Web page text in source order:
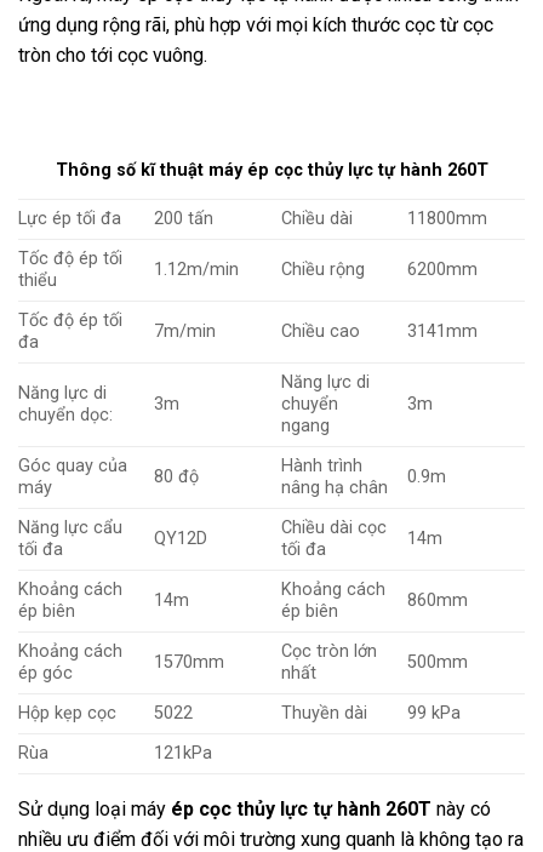
ứng dụng rộng rãi, phù hợp với mọi kích thước cọc từ cọc
tròn cho tới cọc vuông.
Thông số kĩ thuật máy ép cọc thủy lực tự hành 260T
Lực ép tối đa 200 tấn Chiều dài
11800mm
Tốc độ ép tối
thiểu
1.12m/min Chiều rộng 6200mm
Tốc độ ép tối
đa
7m/min Chiều cao 3141mm
Năng lực di
chuyển dọc:
3m
Năng lực di
chuyển
ngang
3m
Góc quay của
máy
80 độ
Hành trình
nâng hạ chân
0.9m
Năng lực cẩu
tối đa
QY12D
Chiều dài cọc
tối đa
14m
Khoảng cách
ép biên
14m
Khoảng cách
ép biên
860mm
Khoảng cách
ép góc
1570mm
Cọc tròn lớn
nhất
500mm
Hộp kẹp cọc 5022 Thuyền dài
99 kPa
Rùa
121kPa
Sử dụng loại máy ép cọc thủy lực tự hành 260T này có
nhiều ưu điểm đối với môi trường xung quanh là không tạo ra